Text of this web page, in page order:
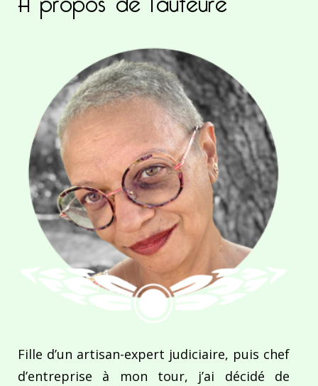
Fille d’un artisan-expert judiciaire, puis chef
d’entreprise à mon tour, j’ai décidé de